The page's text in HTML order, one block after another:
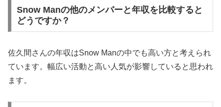
Snow Manの他のメンバーと年収を比較すると
どうですか？
佐久間さんの年収はSnow Manの中でも高い方と考えられ
ています。幅広い活動と高い人気が影響していると思われ
ます。